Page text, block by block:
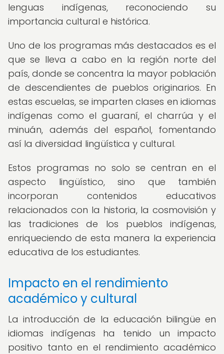
lenguas indígenas, reconociendo su
importancia cultural e histórica.
Uno de los programas más destacados es el
que se lleva a cabo en la región norte del
país, donde se concentra la mayor población
de descendientes de pueblos originarios. En
estas escuelas, se imparten clases en idiomas
indígenas como el guaraní, el charrúa y el
minuán, además del español, fomentando
así la diversidad lingüística y cultural.
Estos programas no solo se centran en el
aspecto lingüístico, sino que también
incorporan contenidos educativos
relacionados con la historia, la cosmovisión y
las tradiciones de los pueblos indígenas,
enriqueciendo de esta manera la experiencia
educativa de los estudiantes.
Impacto en el rendimiento
académico y cultural
La introducción de la educación bilingüe en
idiomas indígenas ha tenido un impacto
positivo tanto en el rendimiento académico